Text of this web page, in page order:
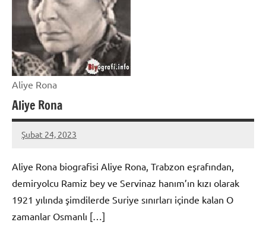
Aliye Rona
Aliye Rona
Şubat 24, 2023
admin
Aliye Rona biografisi Aliye Rona, Trabzon eşrafından,
demiryolcu Ramiz bey ve Servinaz hanım’ın kızı olarak
1921 yılında şimdilerde Suriye sınırları içinde kalan O
zamanlar Osmanlı […]